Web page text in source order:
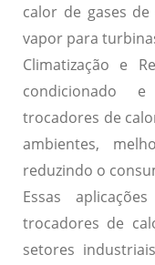
calor de gases
vapor para
Climatização e
condicionado
trocadores de
ambientes,
reduzindo o
Essas
trocadores de
setores